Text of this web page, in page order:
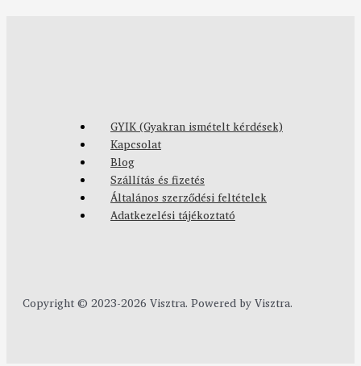
GYIK (Gyakran ismételt kérdések)
Kapcsolat
Blog
Szállítás és fizetés
Általános szerződési feltételek
Adatkezelési tájékoztató
Copyright © 2023-2026 Visztra. Powered by Visztra.